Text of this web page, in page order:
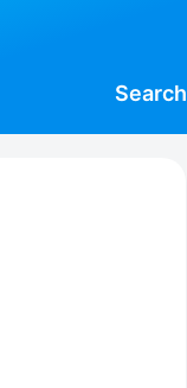
Search